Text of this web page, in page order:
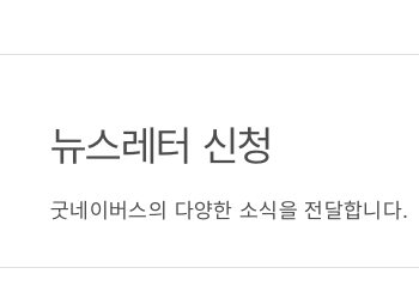
뉴스레터 신청
굿네이버스의 다양한 소식을 전달합니다.